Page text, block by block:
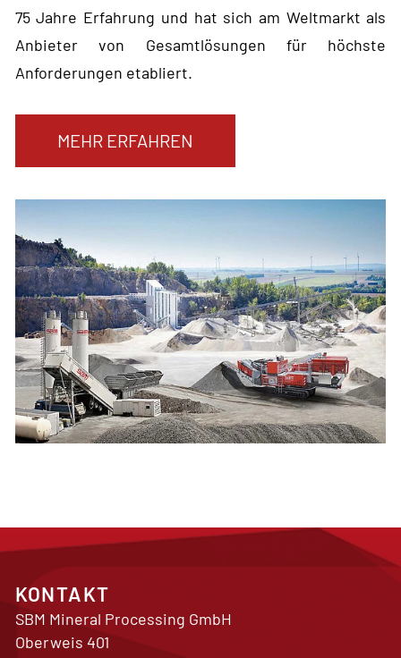
75 Jahre Erfahrung und hat sich am Weltmarkt als
Anbieter von Gesamtlösungen für höchste
Anforderungen etabliert.
MEHR ERFAHREN
KONTAKT
SBM Mineral Processing GmbH
Oberweis 401